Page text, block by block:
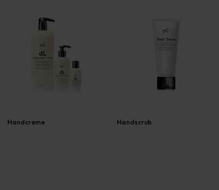
Handcreme Handscrub